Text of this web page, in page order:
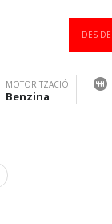
DES DE
MOTORITZACIÓ
Benzina